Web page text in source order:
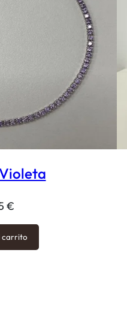
€
carrito